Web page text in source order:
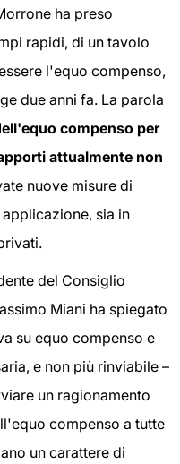
ha preso
rapidi, di un tavolo
l'equo compenso,
due anni fa. La parola
compenso per
attualmente non
nuove misure di
sia in
del Consiglio
Miani ha spiegato
su equo compenso e
e non più rinviabile –
un ragionamento
compenso a tutte
un carattere di